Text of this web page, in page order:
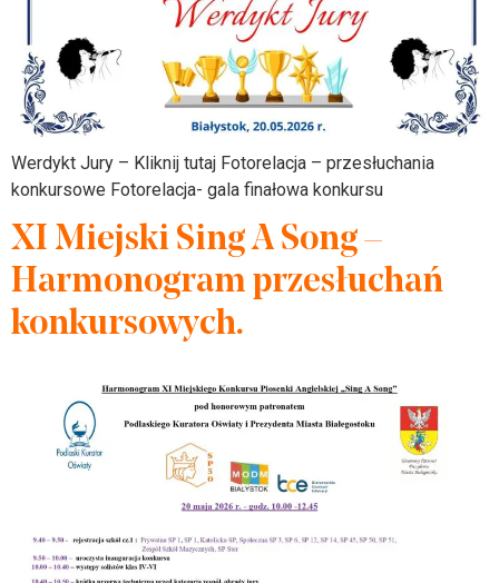
Werdykt Jury – Kliknij tutaj Fotorelacja – przesłuchania
konkursowe Fotorelacja- gala finałowa konkursu
XI Miejski Sing A Song –
Harmonogram przesłuchań
konkursowych.